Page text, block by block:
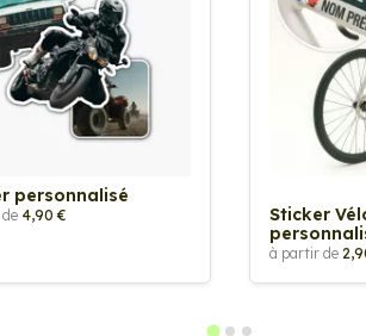
personnalisé
4,90 €
Sticker
à partir de